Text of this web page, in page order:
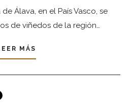
Álava, en el País Vasco, se
de viñedos de la región…
MÁS